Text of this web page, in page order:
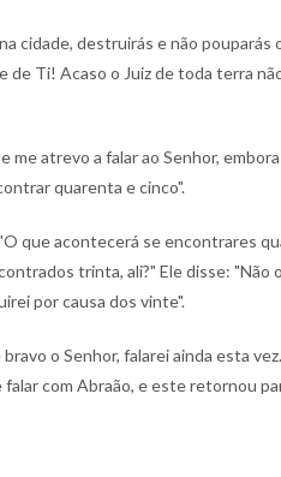
cidade, destruirás e não
de Ti! Acaso o Juiz de toda terra
me atrevo a falar ao Senhor,
quarenta e cinco".
que acontecerá se encontrares
trinta, ali?" Ele disse: "Não
por causa dos vinte".
o Senhor, falarei ainda esta
com Abraão, e este retornou